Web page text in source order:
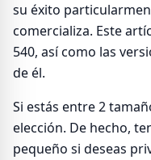
su éxito
comercializa. Este
540, así como las
de él.
Si estás entre 2
elección. De hecho,
pequeño si deseas